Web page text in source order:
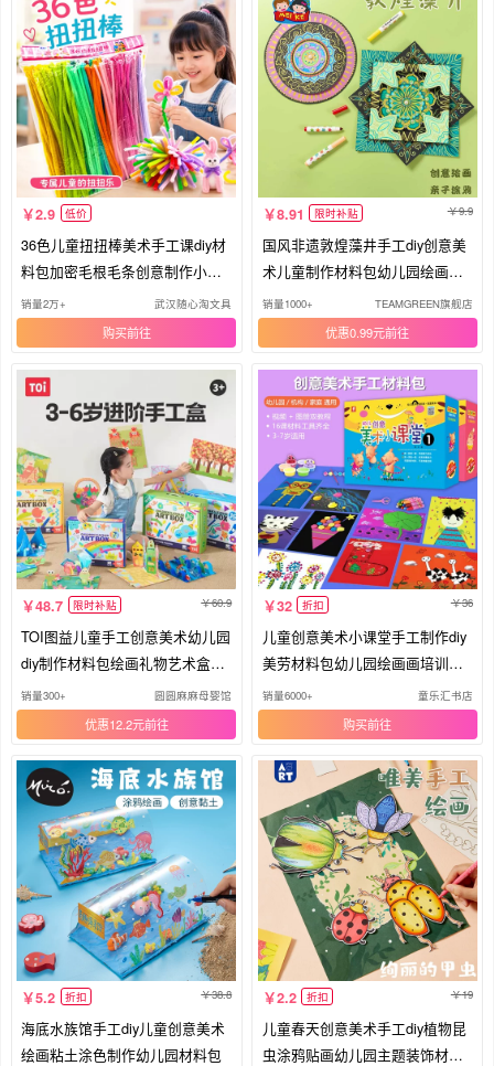
2.9 低价
36色儿童扭扭棒美术手工课diy材
料包加密毛根毛条创意制作小玩
具
销量2万+ 武汉随心淘文具
购买
8.91 限时补贴 9.9
国风非遗敦煌藻井手工diy创意美
术儿童制作材料包幼儿园绘画涂
鸦
销量1000+ TEAMGREEN旗舰店
优惠0.99元
48.7 限时补贴 60.9
TOI图益儿童手工创意美术幼儿园
diy制作材料包绘画礼物艺术盒玩
具
销量300+ 圆圆麻麻母婴馆
优惠12.2元
32 折扣 36
儿童创意美术小课堂手工制作diy
美劳材料包幼儿园绘画画培训课
程
销量6000+ 童乐汇书店
购买
5.2 折扣 38.8
海底水族馆手工diy儿童创意美术
绘画粘土涂色制作幼儿园材料包
2.2 折扣 19
儿童春天创意美术手工diy植物昆
虫涂鸦贴画幼儿园主题装饰材料